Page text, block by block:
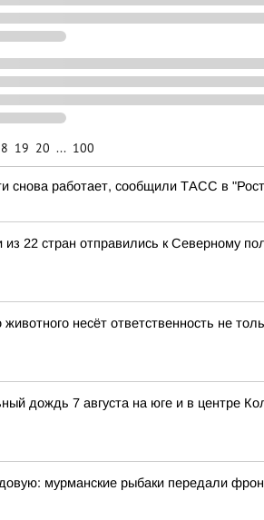
19 20 ... 100
снова работает, сообщили ТАСС в
22 стран отправились к Северному
несёт ответственность не
дождь 7 августа на юге и в центре
мурманские рыбаки передали